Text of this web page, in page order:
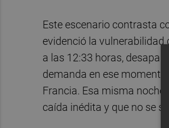
Este escenario contrasta
evidenció la vulnerabilidad
a las 12:33 horas,
demanda en ese
Francia. Esa misma
caída inédita y que no se